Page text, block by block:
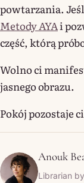
powtarzania.
Metody AYA i
część, którą
Wolno ci
jasnego obrazu.
Pokój pozostaje
Anouk
Librarian